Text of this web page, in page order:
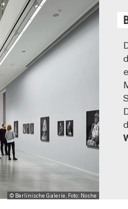
© Berlinische Galerie, Foto: Noshe